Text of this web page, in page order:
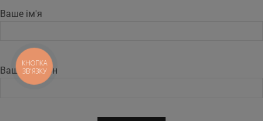
Ваше ім'я
Ваш телефон
КНОПКА
ЗВ'ЯЗКУ